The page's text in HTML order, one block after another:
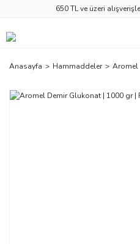
650 TL ve üzeri
Anasayfa Hammaddeler Aromel